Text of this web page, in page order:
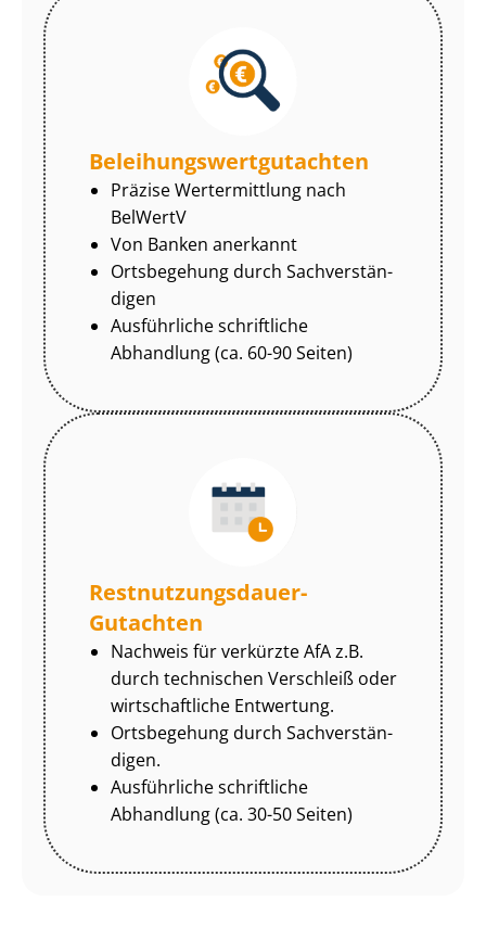
Be­lei­hungs­wert­gut­ach­ten
Präzise Wertermittlung nach
BelWertV
Von Banken anerkannt
Ortsbegehung durch Sach­ver­stän­
di­gen
Ausführliche schriftliche
Abhandlung (ca. 60-90 Seiten)
Rest­nut­zungs­dau­er-
Gutachten
Nachweis für verkürzte AfA z.B.
durch technischen Verschleiß oder
wirtschaftliche Entwertung.
Ortsbegehung durch Sach­ver­stän­
di­gen.
Ausführliche schriftliche
Abhandlung (ca. 30-50 Seiten)